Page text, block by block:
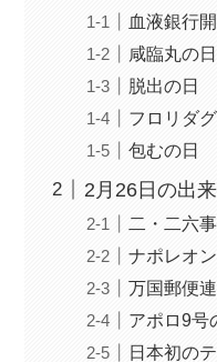
血液銀行
咸臨丸の日
脱出の日
フロリダ
包むの日
2月26日の出
二・二六
ナポレオ
万国郵便
アポロ9号
日本初の